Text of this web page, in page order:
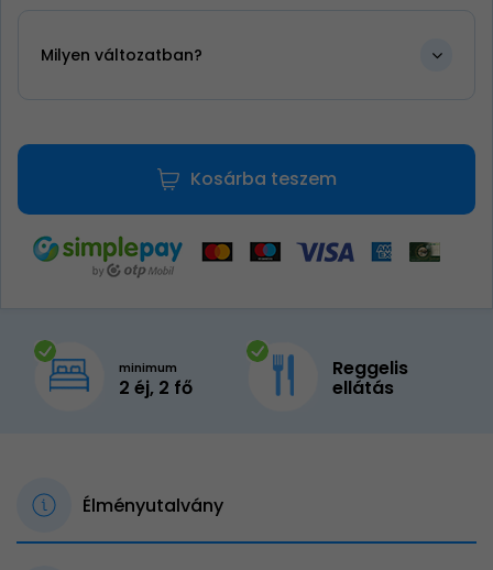
Milyen változatban?
Kosárba teszem
minimum
2 éj, 2 fő
Reggelis
ellátás
Élményutalvány